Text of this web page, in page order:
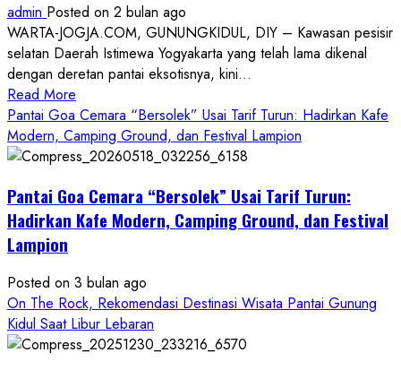
admin Posted on 2 bulan ago
WARTA-JOGJA.COM, GUNUNGKIDUL, DIY – Kawasan pesisir
selatan Daerah Istimewa Yogyakarta yang telah lama dikenal
dengan deretan pantai eksotisnya, kini...
Read More
more
about
ON
ROCK
Gunungkidul
Baru,
Padukan
Keindahan
Alam
Pantai Goa Cemara “Bersolek” Usai Tarif Turun: Hadirkan Kafe
Modern, Camping Ground, dan Festival Lampion
Pantai Goa Cemara “Bersolek” Usai Tarif Turun:
Hadirkan Kafe Modern, Camping Ground, dan Festival
Lampion
Posted on 3 bulan ago
On The Rock, Rekomendasi Destinasi Wisata Pantai Gunung
Kidul Saat Libur Lebaran